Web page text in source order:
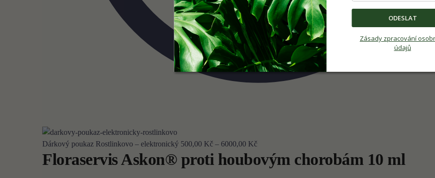
Dárkový poukaz Rostlinkovo – elektronický 500,00 Kč – 6000,00 Kč
Floraservis Askon® proti houbovým chorobám 10 ml
ODESLAT
Zásady zpracování
údajů